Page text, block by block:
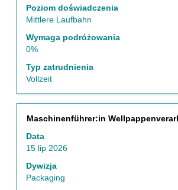
aby
po
Poziom doświadczenia
Mittlere Laufbahn
Wymaga podróżowania
0%
Typ zatrudnienia
Vollzeit
Tytuł
Maschinenführer:in
Data
15 lip 2026
Dywizja
Packaging
Zaznacz
pomocą
spacji,
aby
wyświetlić